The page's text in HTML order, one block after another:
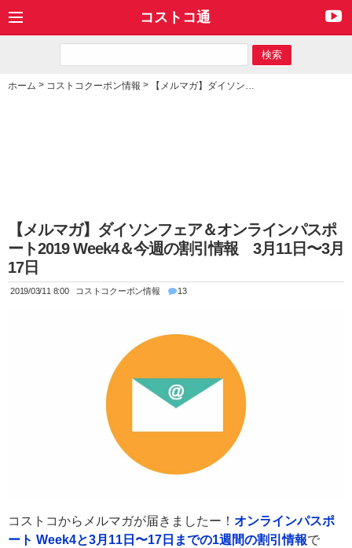
コストコ通
ホーム > コストコクーポン情報 > 【メルマガ】ダイソンフェア＆オンラインパスポート2019 Week4＆今週の割引情報 3月11日〜3月17日
【メルマガ】ダイソンフェア＆オンラインパスポ
ート2019 Week4＆今週の割引情報 3月11日〜3月
17日
2019/03/11 8:00 コストコクーポン情報 13
コストコからメルマガが届きましたー！ オンラインパスポ
ート Week4と3月11日〜17日までの1週間の割引情報で